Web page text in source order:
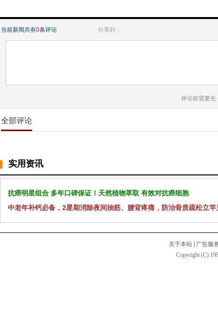
当前新闻共有0条评论 分享到：
评论前需要先
全部评论
实用资讯
抗癌明星组合 多年口碑保证！天然植物萃取 有效对抗癌细胞
中老年补钙必备，2星期消除夜间抽筋、腰背疼痛，防治骨质疏松立竿
关于本站
广告服
Copyright (C)